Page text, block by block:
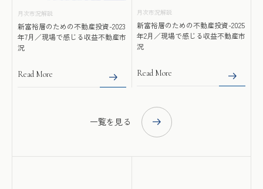
月次市況解説
新富裕層のための不動産投資-2023
年7月／現場で感じる収益不動産市
況
Read More
月次市況解説
新富裕層のための不動産投資-2025
年2月／現場で感じる収益不動産市
況
Read More
一覧を見る